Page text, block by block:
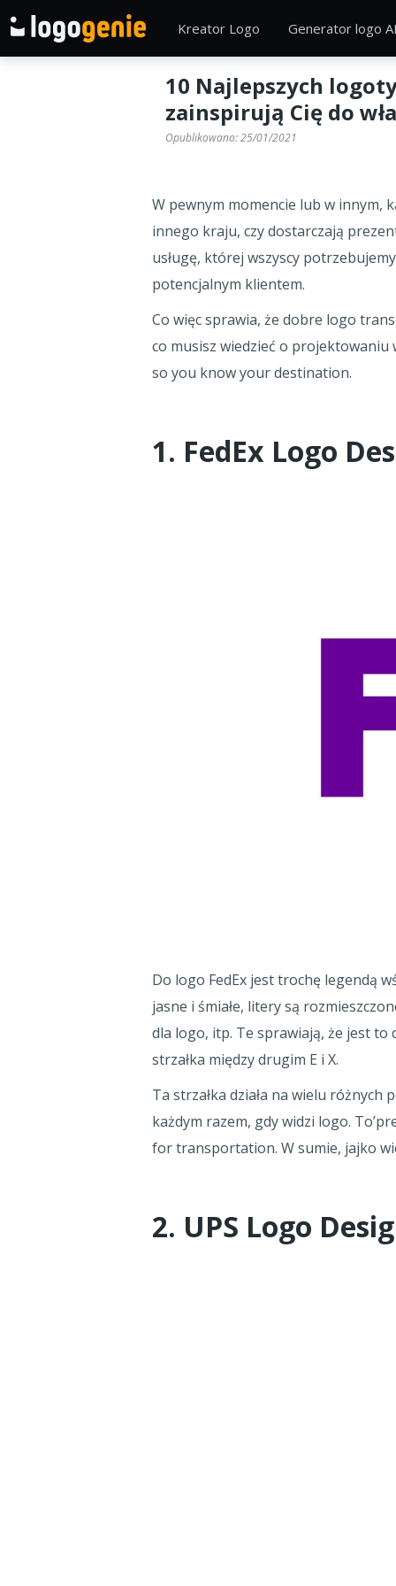
Kreator Logo Generator logo
10 Najlepszych
zainspirują Cię do
Opublikowano:25/01/2021
W pewnym momencie lub w innym,
innego kraju, czy dostarczają
usługę, której wszyscy
potencjalnym klientem.
Co więc sprawia, że dobre logo
co musisz wiedzieć o
so you know your destination.
1. FedEx Logo
Do logo FedEx jest trochę legendą
jasne i śmiałe, litery są
dla logo, itp. Te sprawiają, że jest
strzałka między drugim E i X.
Ta strzałka działa na wielu
każdym razem, gdy widzi logo.
for transportation. W sumie, jajko
2. UPS Logo